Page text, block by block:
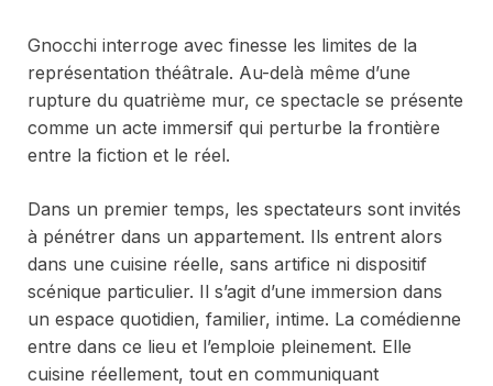
Gnocchi interroge avec finesse les limites de la
représentation théâtrale. Au-delà même d’une
rupture du quatrième mur, ce spectacle se présente
comme un acte immersif qui perturbe la frontière
entre la fiction et le réel.
Dans un premier temps, les spectateurs sont invités
à pénétrer dans un appartement. Ils entrent alors
dans une cuisine réelle, sans artifice ni dispositif
scénique particulier. Il s’agit d’une immersion dans
un espace quotidien, familier, intime. La comédienne
entre dans ce lieu et l’emploie pleinement. Elle
cuisine réellement, tout en communiquant